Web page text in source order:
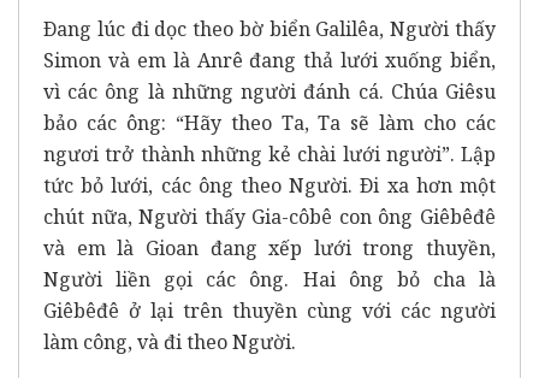
Ðang lúc đi dọc theo bờ biển Galilêa, Người thấy
Simon và em là Anrê đang thả lưới xuống biển,
vì các ông là những người đánh cá. Chúa Giêsu
bảo các ông: “Hãy theo Ta, Ta sẽ làm cho các
ngươi trở thành những kẻ chài lưới người”. Lập
tức bỏ lưới, các ông theo Người. Ði xa hơn một
chút nữa, Người thấy Gia-côbê con ông Giêbêđê
và em là Gioan đang xếp lưới trong thuyền,
Người liền gọi các ông. Hai ông bỏ cha là
Giêbêđê ở lại trên thuyền cùng với các người
làm công, và đi theo Người.